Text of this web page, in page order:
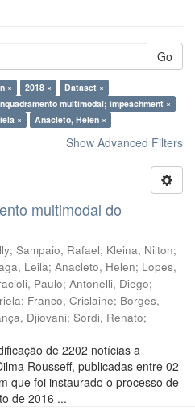
Go
× 2018 ×
Dataset ×
multimodal; impeachment ×
× Anacleto, Helen ×
Show Advanced Filters
multimodal do
; Sampaio, Rafael; Kleina, Nilton;
Leila; Anacleto, Helen; Lopes,
Paulo; Antonelli, Diego;
; Franco, Crislaine; Borges,
Djiovani; Sordi, Renato;
de 2202 notícias a
Rousseff, publicadas entre 02
que foi instaurado o processo de
de 2016 ...